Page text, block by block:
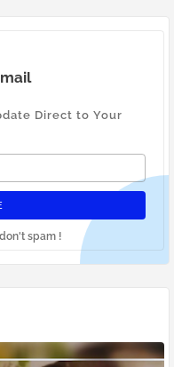
Direct to Your
spam !